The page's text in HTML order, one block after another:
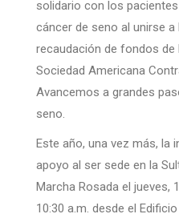
solidario con los
cáncer de seno al unirse
recaudación de fondos de
Sociedad Americana
Avancemos a grandes
seno.
Este año, una vez más, la
apoyo al ser sede en la
Marcha Rosada el jueves,
10:30 a.m. desde el